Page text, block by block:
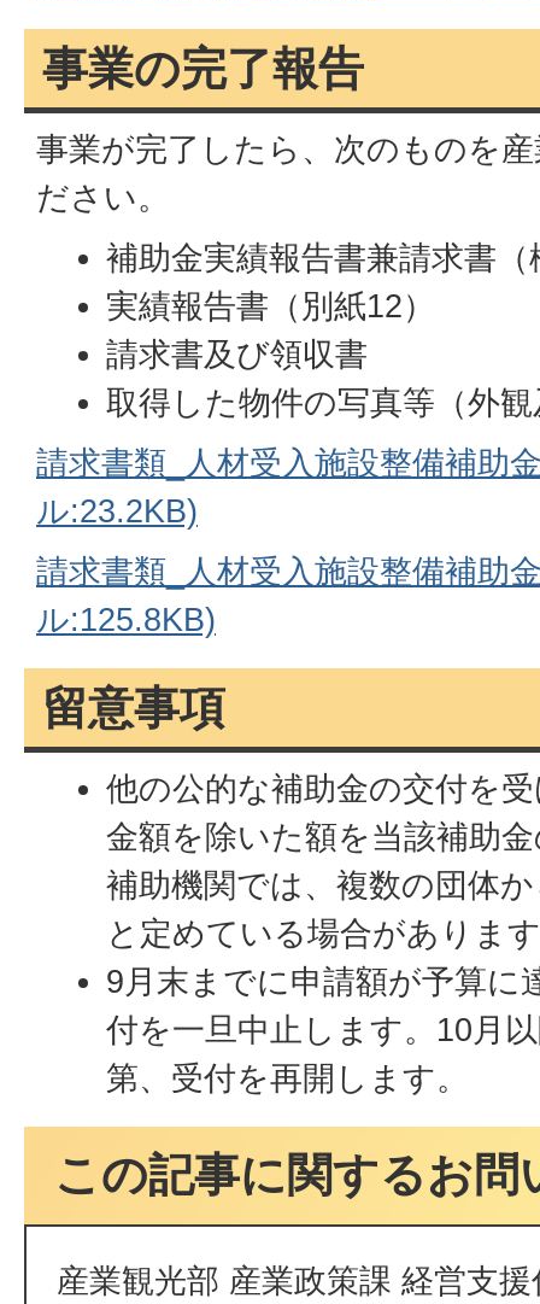
事業の完了報告
事業が完了したら、次のものを
ださい。
補助金実績報告書兼請求書
実績報告書（別紙12）
請求書及び領収書
取得した物件の写真等（外
請求書類_人材受入施設整備補助
ル:23.2KB)
請求書類_人材受入施設整備補助
ル:125.8KB)
留意事項
他の公的な補助金の交付を
金額を除いた額を当該補助
補助機関では、複数の団体
と定めている場合がありま
9月末までに申請額が予算に
付を一旦中止します。10月
第、受付を再開します。
この記事に関するお問
産業観光部 産業政策課 経営支援